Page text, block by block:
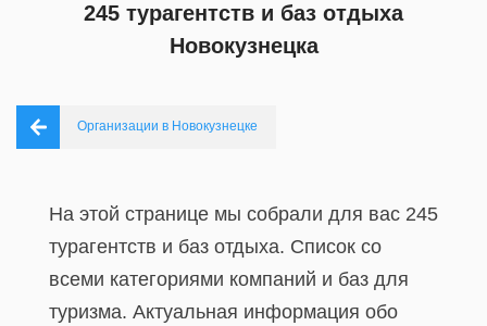
245 турагентств и баз отдыха
Новокузнецка
Организации в Новокузнецке
На этой странице мы собрали для вас 245
турагентств и баз отдыха. Список со
всеми категориями компаний и баз для
туризма. Актуальная информация обо